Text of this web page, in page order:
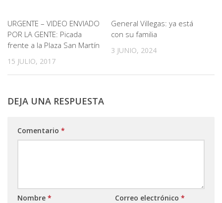
URGENTE – VIDEO ENVIADO
POR LA GENTE: Picada
frente a la Plaza San Martín
15 JULIO, 2017
General Villegas: ya está
con su familia
3 JUNIO, 2024
DEJA UNA RESPUESTA
Comentario *
Nombre * Correo electrónico *